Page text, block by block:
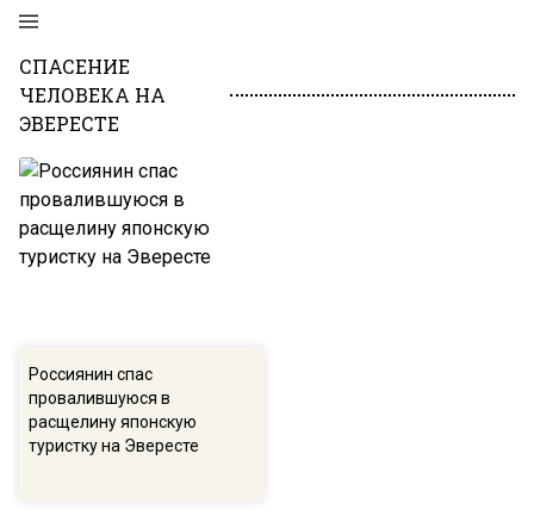
СПАСЕНИЕ
ЧЕЛОВЕКА НА
ЭВЕРЕСТЕ
Россиянин спас
провалившуюся в
расщелину японскую
туристку на Эвересте